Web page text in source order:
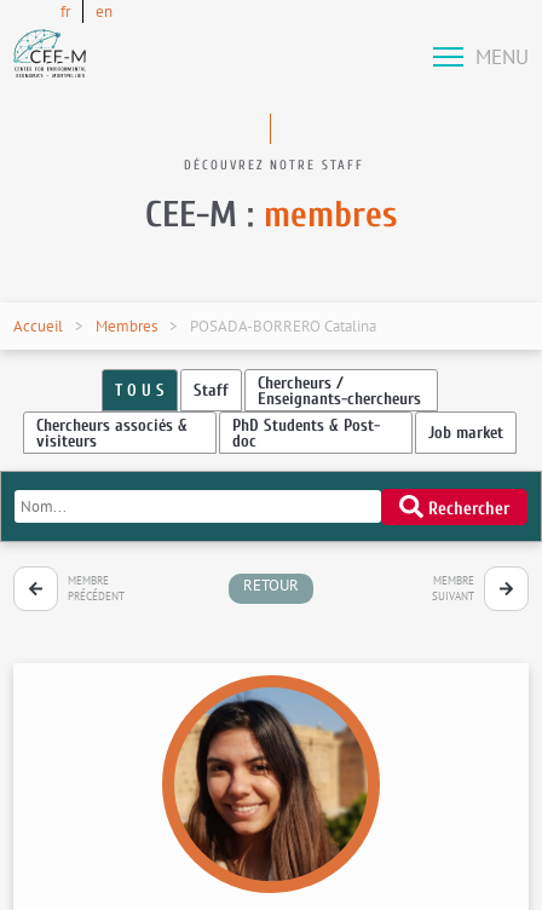
fr en
MENU
DÉCOUVREZ NOTRE STAFF
CEE-M : membres
Accueil Membres POSADA-BORRERO Catalina
T O U S Staff Chercheurs /
Enseignants-chercheurs
Chercheurs associés &
visiteurs
PhD Students & Post-
doc Job market
Rechercher
MEMBRE
PRÉCÉDENT
RETOUR
MEMBRE
SUIVANT